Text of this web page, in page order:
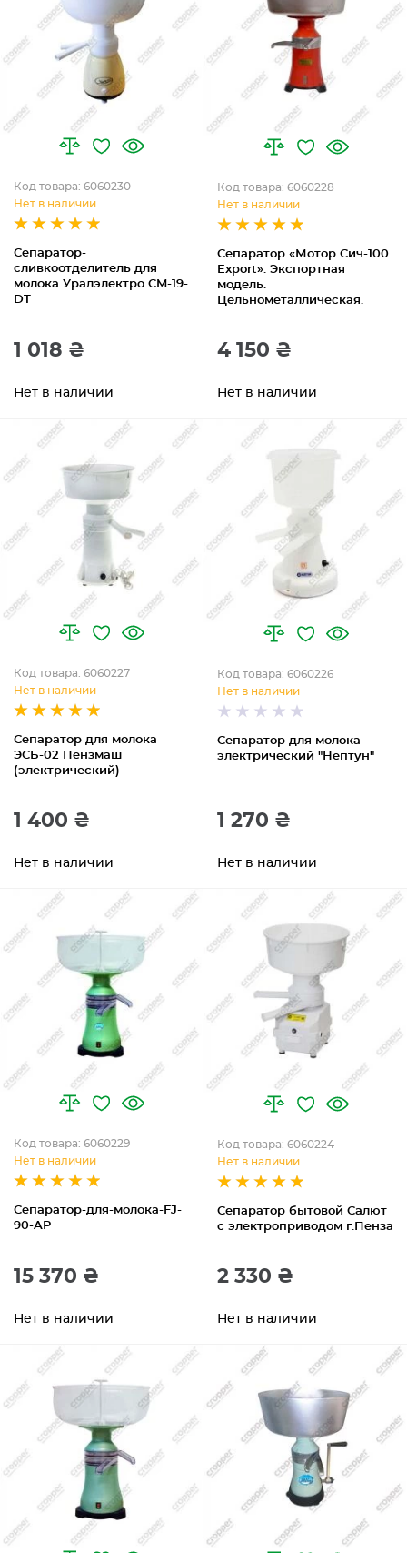
Сепаратор-
сливкоотделитель для
молока Уралэлектро CM-19-
DT
Код товара: 6060230
Нет в наличии
1 018 ₴
Нет в наличии
Сепаратор «Мотор Сич-100
Export». Экспортная
модель.
Цельнометаллическая.
Код товара: 6060228
Нет в наличии
4 150 ₴
Нет в наличии
Сепаратор для молока
ЭСБ-02 Пензмаш
(электрический)
Код товара: 6060227
Нет в наличии
1 400 ₴
Нет в наличии
Сепаратор для молока
электрический "Нептун"
Код товара: 6060226
Нет в наличии
1 270 ₴
Нет в наличии
Сепаратор-для-молока-FJ-
90-AP
Код товара: 6060229
Нет в наличии
15 370 ₴
Нет в наличии
Сепаратор бытовой Салют
с электроприводом г.Пенза
Код товара: 6060224
Нет в наличии
2 330 ₴
Нет в наличии